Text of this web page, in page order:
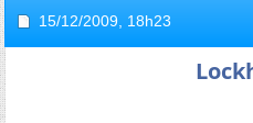
15/12/2009, 18h23